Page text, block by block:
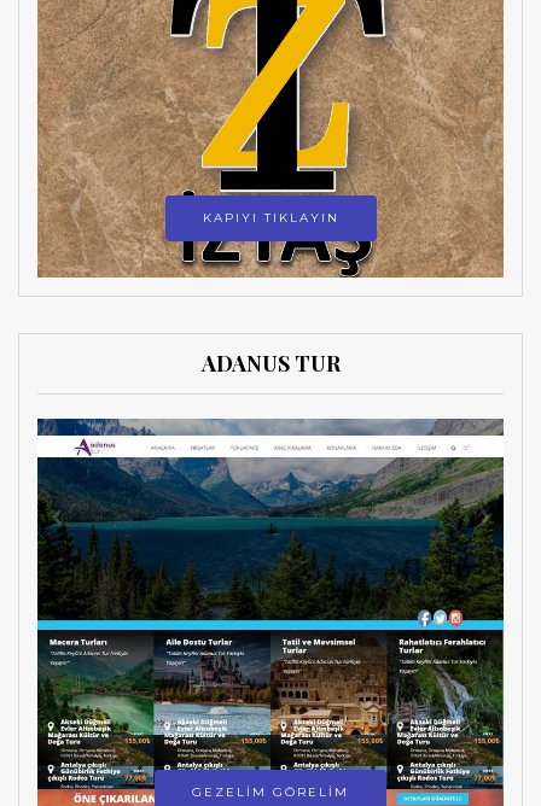
KAPIYI TIKLAYIN
ADANUS TUR
GEZELİM GÖRELİM